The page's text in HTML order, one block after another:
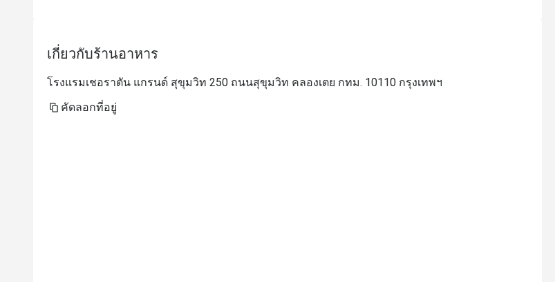
เกี่ยวกับร้านอาหาร
โรงแรมเชอราตัน แกรนด์ สุขุมวิท 250 ถนนสุขุมวิท คลองเตย กทม. 10110 กรุงเทพฯ
คัดลอกที่อยู่